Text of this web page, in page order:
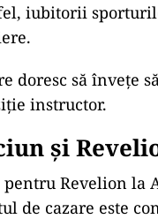
iubitorii
doresc să învețe
instructor.
și
pentru Revelion la
de cazare este